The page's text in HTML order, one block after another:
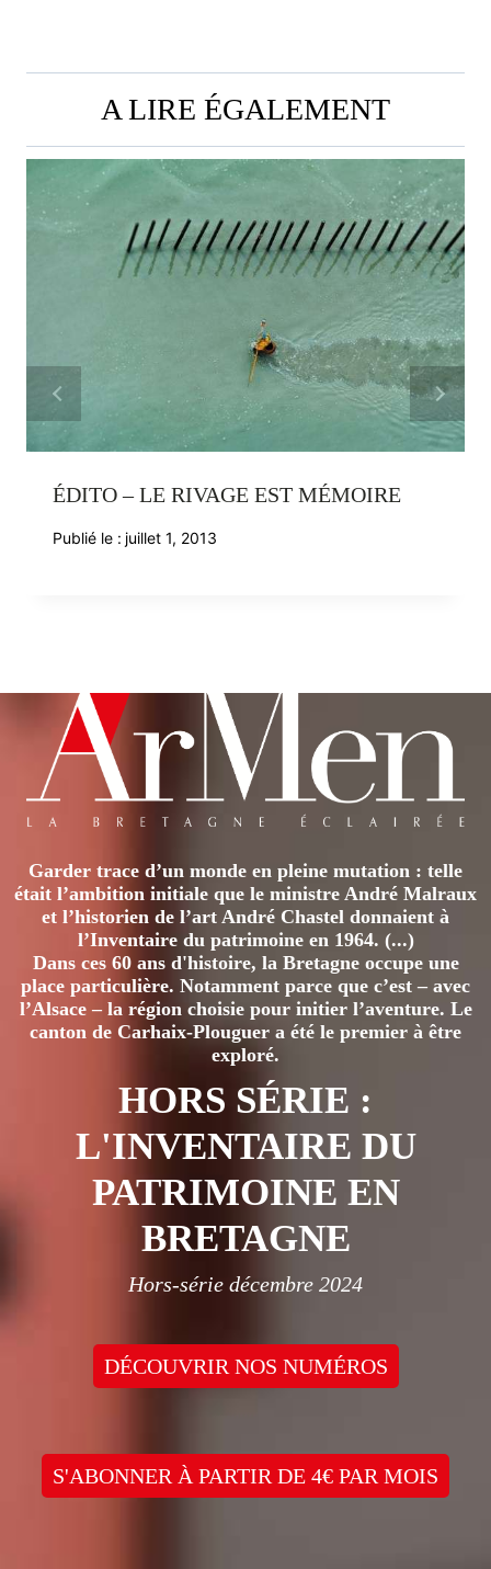
A LIRE ÉGALEMENT
ÉDITO – LE RIVAGE EST MÉMOIRE
Publié le : juillet 1, 2013
Garder trace d’un monde en pleine mutation : telle
était l’ambition initiale que le ministre André Malraux
et l’historien de l’art André Chastel donnaient à
l’Inventaire du patrimoine en 1964. (...)
Dans ces 60 ans d'histoire, la Bretagne occupe une
place particulière. Notamment parce que c’est – avec
l’Alsace – la région choisie pour initier l’aventure. Le
canton de Carhaix-Plouguer a été le premier à être
exploré.
HORS SÉRIE :
L'INVENTAIRE DU
PATRIMOINE EN
BRETAGNE
Hors-série décembre 2024
DÉCOUVRIR NOS NUMÉROS
S'ABONNER À PARTIR DE 4€ PAR MOIS